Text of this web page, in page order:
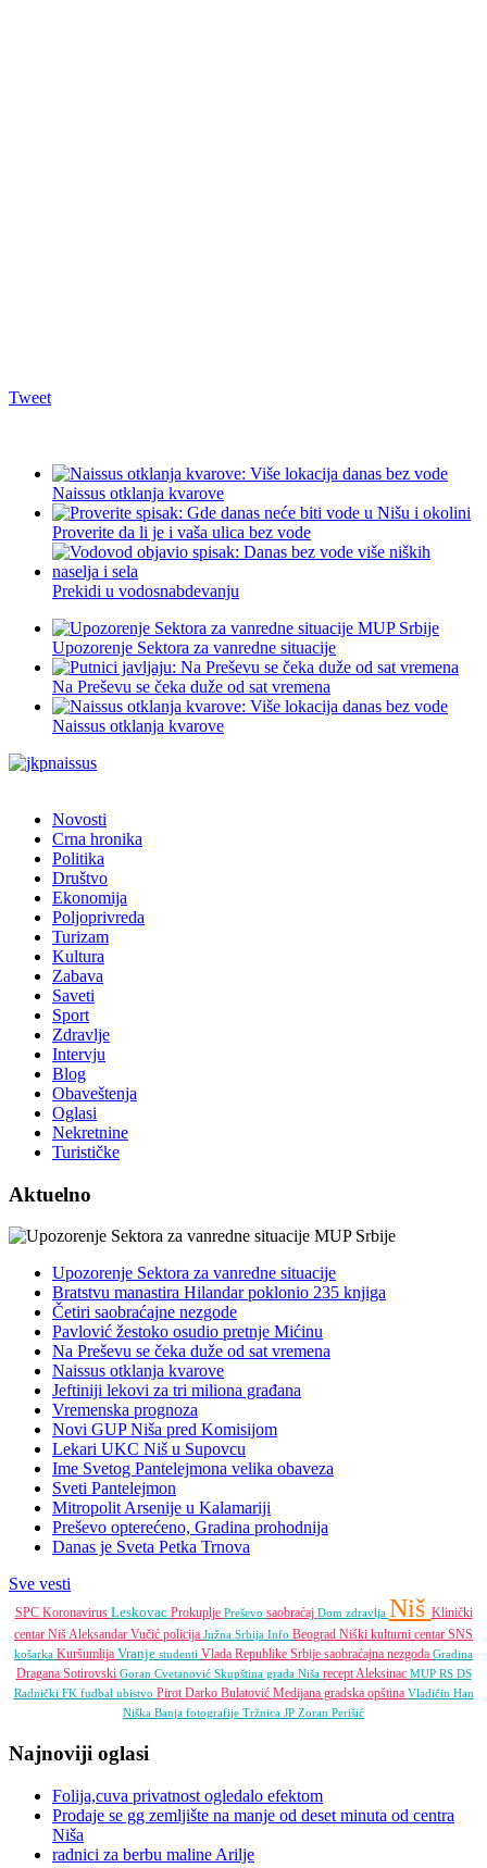
Tweet
Naissus otklanja kvarove
Proverite da li je i vaša ulica bez vode
Prekidi u vodosnabdevanju
Upozorenje Sektora za vanredne situacije
Na Preševu se čeka duže od sat vremena
Naissus otklanja kvarove
Novosti
Crna hronika
Politika
Društvo
Ekonomija
Poljoprivreda
Turizam
Kultura
Zabava
Saveti
Sport
Zdravlje
Intervju
Blog
Obaveštenja
Oglasi
Nekretnine
Turističke
Aktuelno
Upozorenje Sektora za vanredne situacije
Bratstvu manastira Hilandar poklonio 235 knjiga
Četiri saobraćajne nezgode
Pavlović žestoko osudio pretnje Mićinu
Na Preševu se čeka duže od sat vremena
Naissus otklanja kvarove
Jeftiniji lekovi za tri miliona građana
Vremenska prognoza
Novi GUP Niša pred Komisijom
Lekari UKC Niš u Supovcu
Ime Svetog Pantelejmona velika obaveza
Sveti Pantelejmon
Mitropolit Arsenije u Kalamariji
Preševo opterećeno, Gradina prohodnija
Danas je Sveta Petka Trnova
Sve vesti
SPC Koronavirus Leskovac Prokuplje Preševo saobraćaj Dom zdravlja Niš Klinički
centar NišAleksandar Vučić policija Južna Srbija Info Beograd Niški kulturni centar SNS
košarka Kuršumlija Vranje studenti Vlada Republike Srbije saobraćajna nezgoda Gradina
Dragana Sotirovski Goran Cvetanović Skupština grada Niša receptAleksinac MUP RS DS
Radnički FK fudbal ubistvo PirotDarko Bulatović Medijana gradska opština Vladičin Han
Niška Banja fotografije Tržnica JP Zoran Perišić
Najnoviji oglasi
Folija,cuva privatnost ogledalo efektom
Prodaje se gg zemljište na manje od deset minuta od centra
Niša
radnici za berbu maline Arilje